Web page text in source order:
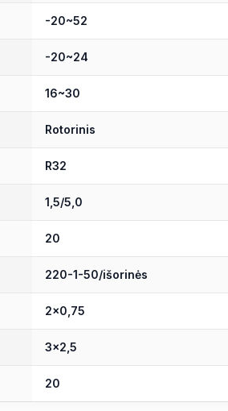
-20~52
-20~24
16~30
Rotorinis
R32
1,5/5,0
20
220-1-50/išorinės
2×0,75
3×2,5
20